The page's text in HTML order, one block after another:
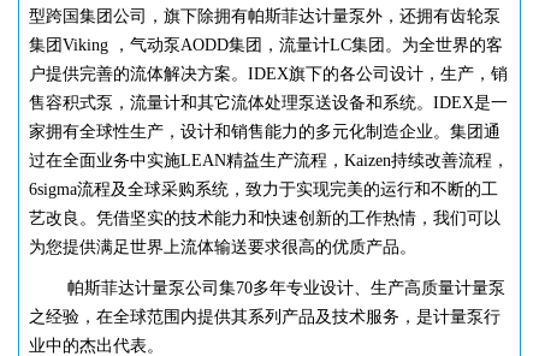
型跨国集团公司，旗下除拥有帕斯菲达计量泵外，还拥有齿轮泵
集团Viking ，气动泵AODD集团，流量计LC集团。为全世界的客
户提供完善的流体解决方案。IDEX旗下的各公司设计，生产，销
售容积式泵，流量计和其它流体处理泵送设备和系统。IDEX是一
家拥有全球性生产，设计和销售能力的多元化制造企业。集团通
过在全面业务中实施LEAN精益生产流程，Kaizen持续改善流程，
6sigma流程及全球采购系统，致力于实现完美的运行和不断的工
艺改良。凭借坚实的技术能力和快速创新的工作热情，我们可以
为您提供满足世界上流体输送要求很高的优质产品。
帕斯菲达计量泵公司集70多年专业设计、生产高质量计量泵
之经验，在全球范围内提供其系列产品及技术服务，是计量泵行
业中的杰出代表。